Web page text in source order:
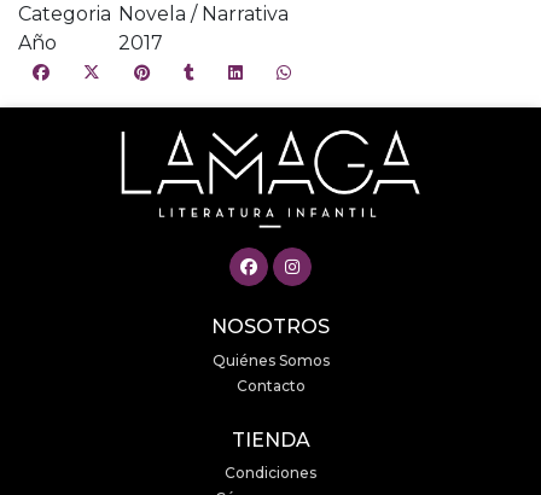
Categoria Novela / Narrativa
Año
2017
NOSOTROS
Quiénes Somos
Contacto
TIENDA
Condiciones